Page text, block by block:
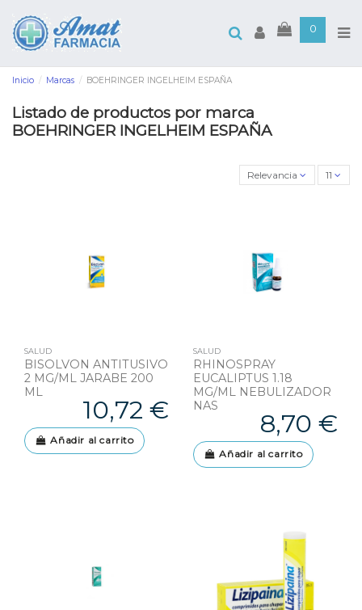
0
Inicio Marcas BOEHRINGER INGELHEIM ESPAÑA
Listado de productos por marca
BOEHRINGER INGELHEIM ESPAÑA
Relevancia 11
SALUD
BISOLVON ANTITUSIVO
2 MG/ML JARABE 200
ML
10,72 €
Añadir al carrito
SALUD
RHINOSPRAY
EUCALIPTUS 1.18
MG/ML NEBULIZADOR
NAS
8,70 €
Añadir al carrito